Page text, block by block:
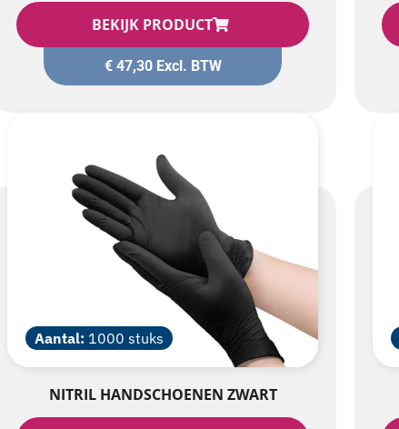
BEKIJK PRODUCT
€47,30Excl. BTW
Aantal: 1000 stuks
NITRIL HANDSCHOENEN ZWART